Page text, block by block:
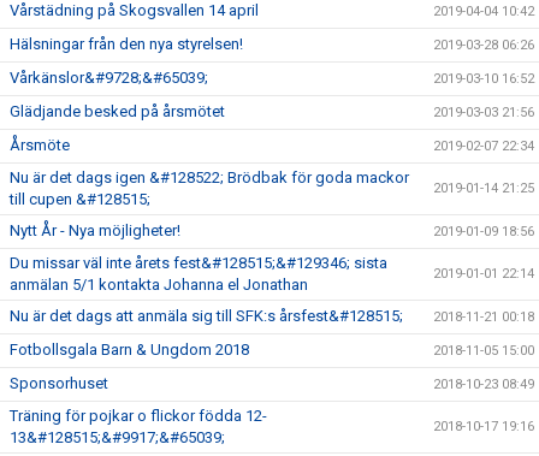
Vårstädning på Skogsvallen 14 april 2019-04-04 10:42
Hälsningar från den nya styrelsen! 2019-03-28 06:26
Vårkänslor&#9728;&#65039; 2019-03-10 16:52
Glädjande besked på årsmötet 2019-03-03 21:56
Årsmöte 2019-02-07 22:34
Nu är det dags igen &#128522; Brödbak för goda mackor
till cupen &#128515;
2019-01-14 21:25
Nytt År - Nya möjligheter! 2019-01-09 18:56
Du missar väl inte årets fest&#128515;&#129346; sista
anmälan 5/1 kontakta Johanna el Jonathan
2019-01-01 22:14
Nu är det dags att anmäla sig till SFK:s årsfest&#128515; 2018-11-21 00:18
Fotbollsgala Barn & Ungdom 2018 2018-11-05 15:00
Sponsorhuset 2018-10-23 08:49
Träning för pojkar o flickor födda 12-
13&#128515;&#9917;&#65039;
2018-10-17 19:16